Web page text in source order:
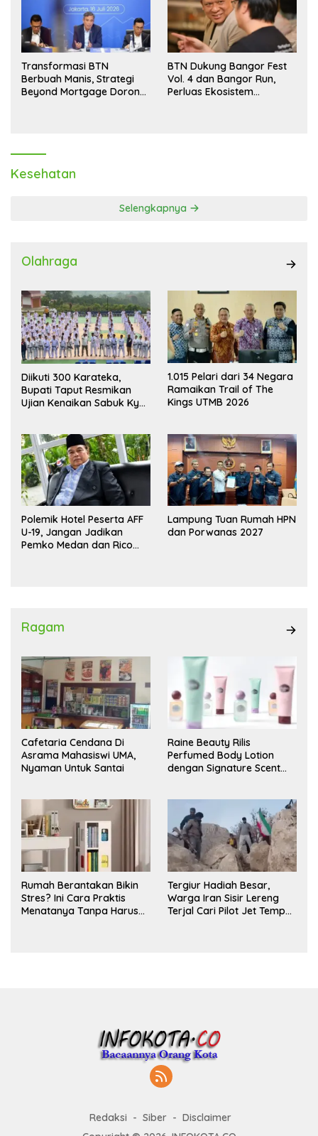
Transformasi BTN
Berbuah Manis, Strategi
Beyond Mortgage Dorong
BTN Dukung Bangor Fest
Vol. 4 dan Bangor Run,
Perluas Ekosistem
Kesehatan
Selengkapnya
Olahraga
Diikuti 300 Karateka,
Bupati Taput Resmikan
Ujian Kenaikan Sabuk Kyu
1.015 Pelari dari 34 Negara
Ramaikan Trail of The
Kings UTMB 2026
Polemik Hotel Peserta AFF
U-19, Jangan Jadikan
Pemko Medan dan Rico
Lampung Tuan Rumah HPN
dan Porwanas 2027
Ragam
Cafetaria Cendana Di
Asrama Mahasiswi UMA,
Nyaman Untuk Santai
Raine Beauty Rilis
Perfumed Body Lotion
dengan Signature Scent
Rumah Berantakan Bikin
Stres? Ini Cara Praktis
Menatanya Tanpa Harus
Tergiur Hadiah Besar,
Warga Iran Sisir Lereng
Terjal Cari Pilot Jet Tempur
Redaksi Siber
Disclaimer